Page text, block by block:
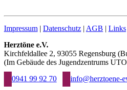
Impressum | Datenschutz | AGB | Links
Herztöne e.V.
Kirchfeldallee 2, 93055 Regensburg
(Im Gebäude des Jugendzentrums
0941 99 92 70
info@herztoene-